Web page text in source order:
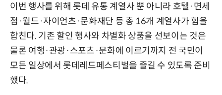
이번 행사를 위해 롯데 유통 계열사 뿐 아니라 호텔·면세
점·월드·자이언츠·문화재단 등 총 16개 계열사가 힘을
합친다. 기존 할인 행사와 차별화 상품을 선보이는 것은
물론 여행·관광·스포츠·문화에 이르기까지 전 국민이
모든 일상에서 롯데레드페스티벌을 즐길 수 있도록 준비
했다.